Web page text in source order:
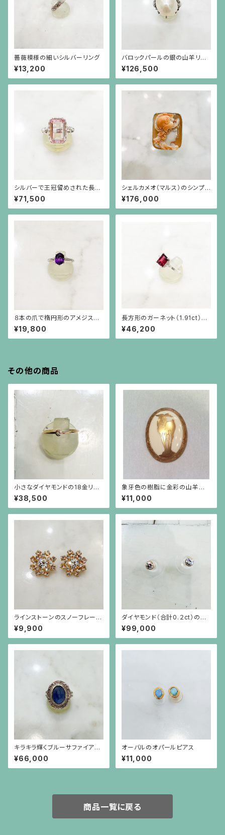
薔薇模様の細いシルバーリング
¥13,200
バロックパールの銀の山羊リン
グ
¥126,500
シルバーで王冠留めされた長方
形のクンツァイト（6.73ct）のラ
イオンリング
¥71,500
シェルカメオ（マルス）のシンプル
なシルバーリング（サイズ直し不
可）
¥176,000
８本の爪で楕円形のアメジスト
（1.41ct）を留めた彫りの施され
た細い腕のシルバーリング
¥19,800
長方形のガーネット（1.91ct）と
三角ホワイトサファイアのシルバ
ー台リング
¥46,200
その他の商品
小さなダイヤモンドの18金リン
グ
¥38,500
象牙色の樹脂に金彩の山羊の
ブローチ 楕円(中)
¥11,000
ラインストーンのスノーフレーク
のような金色ピアス（チタンポス
ト）
¥9,900
ダイヤモンド（合計0.２ct）のシ
ンプルな18金枠ピアス（18金ポ
スト）
¥99,000
キラキラ輝くブルーサファイア
（7.93ct）の植物模様フレーム
のシルバーリング
¥66,000
オーバルのオパールピアス
¥11,000
商品一覧に戻る